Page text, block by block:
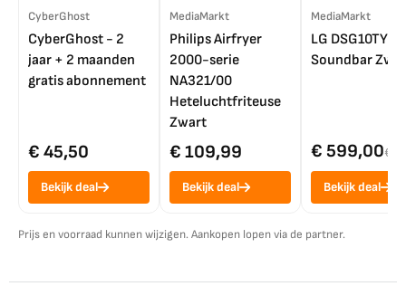
CyberGhost
CyberGhost - 2
jaar + 2 maanden
gratis abonnement
€ 45,50
Bekijk deal
MediaMarkt
Philips Airfryer
2000-serie
NA321/00
Heteluchtfriteuse
Zwart
€ 109,99
Bekijk deal
MediaMarkt
LG DSG10TY
Soundbar
€ 599,00€
Bekijk deal
Prijs en voorraad kunnen wijzigen. Aankopen lopen via de partner.